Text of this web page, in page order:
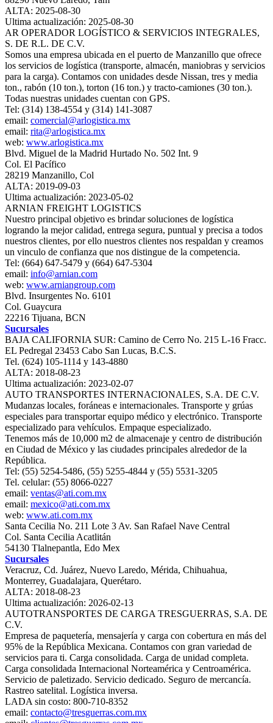
ALTA: 2025-08-30
Ultima actualización: 2025-08-30
AR OPERADOR LOGÍSTICO & SERVICIOS INTEGRALES,
S. DE R.L. DE C.V.
Somos una empresa ubicada en el puerto de Manzanillo que ofrece
los servicios de logística (transporte, almacén, maniobras y servicios
para la carga). Contamos con unidades desde Nissan, tres y media
ton., rabón (10 ton.), torton (16 ton.) y tracto-camiones (30 ton.).
Todas nuestras unidades cuentan con GPS.
Tel: (314) 138-4554 y (314) 141-3087
email: comercial@arlogistica.mx
email: rita@arlogistica.mx
web: www.arlogistica.mx
Blvd. Miguel de la Madrid Hurtado No. 502 Int. 9
Col. El Pacífico
28219 Manzanillo, Col
ALTA: 2019-09-03
Ultima actualización: 2023-05-02
ARNIAN FREIGHT LOGISTICS
Nuestro principal objetivo es brindar soluciones de logística
logrando la mejor calidad, entrega segura, puntual y precisa a todos
nuestros clientes, por ello nuestros clientes nos respaldan y creamos
un vinculo de confianza que nos distingue de la competencia.
Tel: (664) 647-5479 y (664) 647-5304
email: info@arnian.com
web: www.arniangroup.com
Blvd. Insurgentes No. 6101
Col. Guaycura
22216 Tijuana, BCN
Sucursales
BAJA CALIFORNIA SUR: Camino de Cerro No. 215 L-16 Fracc.
EL Pedregal 23453 Cabo San Lucas, B.C.S.
Tel. (624) 105-1114 y 143-4880
ALTA: 2018-08-23
Ultima actualización: 2023-02-07
AUTO TRANSPORTES INTERNACIONALES, S.A. DE C.V.
Mudanzas locales, foráneas e internacionales. Transporte y grúas
especiales para transportar equipo médico y electrónico. Transporte
especializado para vehículos. Empaque especializado.
Tenemos más de 10,000 m2 de almacenaje y centro de distribución
en Ciudad de México y las ciudades principales alrededor de la
República.
Tel: (55) 5254-5486, (55) 5255-4844 y (55) 5531-3205
Tel. celular: (55) 8066-0227
email: ventas@ati.com.mx
email: mexico@ati.com.mx
web: www.ati.com.mx
Santa Cecilia No. 211 Lote 3 Av. San Rafael Nave Central
Col. Santa Cecilia Acatlitán
54130 Tlalnepantla, Edo Mex
Sucursales
Veracruz, Cd. Juárez, Nuevo Laredo, Mérida, Chihuahua,
Monterrey, Guadalajara, Querétaro.
ALTA: 2018-08-23
Ultima actualización: 2026-02-13
AUTOTRANSPORTES DE CARGA TRESGUERRAS, S.A. DE
C.V.
Empresa de paquetería, mensajería y carga con cobertura en más del
95% de la República Mexicana. Contamos con gran variedad de
servicios para ti. Carga consolidada. Carga de unidad completa.
Carga consolidada Internacional Norteamérica y Centroamérica.
Servicio de paletizado. Servicio dedicado. Seguro de mercancía.
Rastreo satelital. Logística inversa.
LADA sin costo: 800-710-8352
email: contacto@tresguerras.com.mx